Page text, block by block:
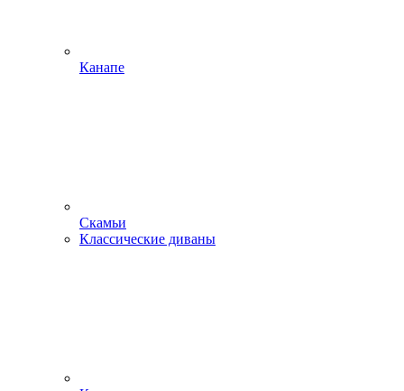
Канапе
Скамьи
Классические диваны